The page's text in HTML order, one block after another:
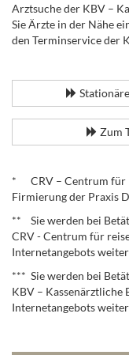
Arztsuche der KBV –
Sie Ärzte in der Nähe
den Terminservice der
Zum
* CRV – Centrum für
Firmierung der Praxis
** Sie werden bei
CRV - Centrum für
Internetangebots
*** Sie werden bei
KBV – Kassenärztliche
Internetangebots